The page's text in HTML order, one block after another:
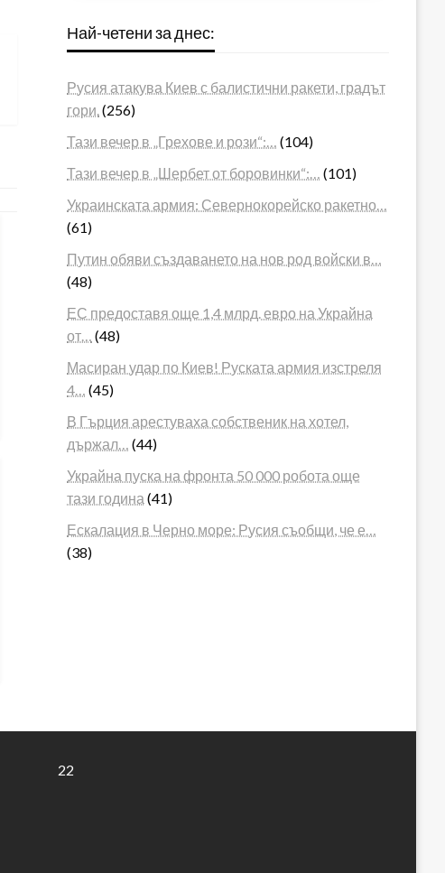
Най-четени за днес:
Русия атакува Киев с балистични ракети, градът
гори. (256)
Тази вечер в „Грехове и рози“:…
(104)
Тази вечер в „Шербет от боровинки“:…
(101)
Украинската армия: Севернокорейско ракетно…
(61)
Путин обяви създаването на нов род войски в…
(48)
ЕС предоставя още 1,4 млрд. евро на Украйна
от…
(48)
Масиран удар по Киев! Руската армия изстреля
4…
(45)
В Гърция арестуваха собственик на хотел,
държал…
(44)
Украйна пуска на фронта 50 000 робота още
тази година (41)
Ескалация в Черно море: Русия съобщи, че е…
(38)
22